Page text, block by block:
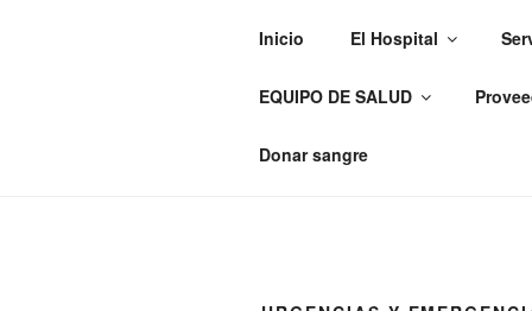
Inicio El Hospital
EQUIPO DE SALUD
Donar sangre